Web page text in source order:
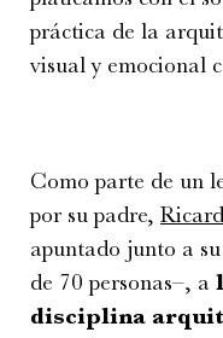
práctica de la
visual y emocional
Como parte de un
por su padre,
apuntado junto a
de 70 personas–, a
disciplina